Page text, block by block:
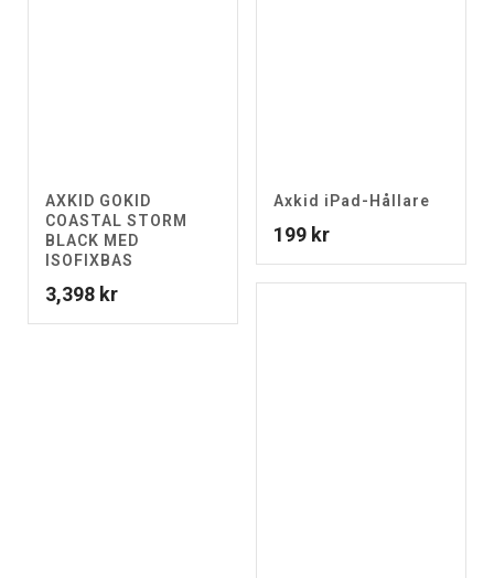
AXKID GOKID
COASTAL STORM
BLACK MED
ISOFIXBAS
3,398 kr
Axkid iPad-Hållare
199 kr